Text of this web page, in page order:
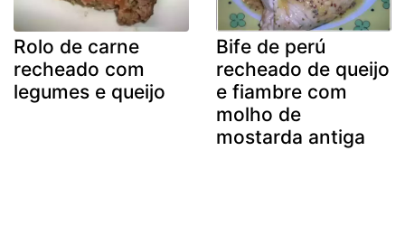
Rolo de carne
recheado com
legumes e queijo
Bife de perú
recheado de queijo
e fiambre com
molho de
mostarda antiga